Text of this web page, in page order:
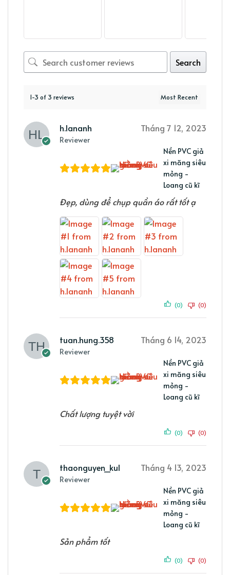
Search
1-3 of 3 reviews
h.lananh
Reviewer
Tháng 7 12, 2023
Nền PVC giả
xi măng siêu
mỏng -
Loang cũ kĩ
Đẹp, dùng để chụp quần áo rất tốt ạ
(0) (0)
tuan.hung.358
Reviewer
Tháng 6 14, 2023
Nền PVC giả
xi măng siêu
mỏng -
Loang cũ kĩ
Chất lượng tuyệt vời
(0) (0)
thaonguyen_kul
Reviewer
Tháng 4 13, 2023
Nền PVC giả
xi măng siêu
mỏng -
Loang cũ kĩ
Sản phẩm tốt
(0) (0)